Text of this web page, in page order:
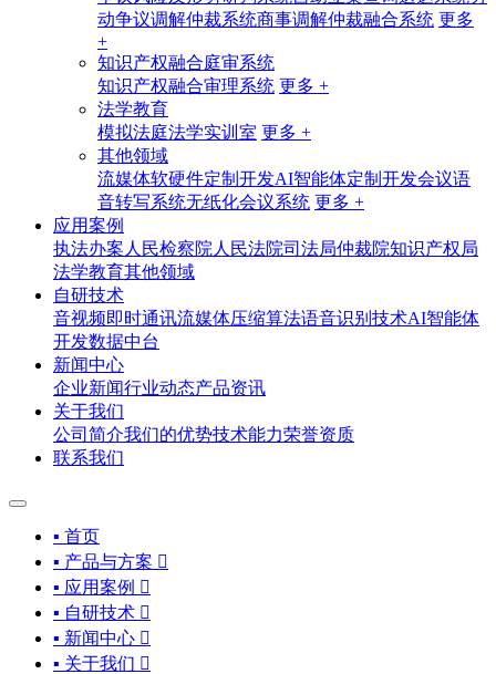
动争议调解仲裁系统商事调解仲裁融合系统 更多
+
知识产权融合庭审系统
知识产权融合审理系统 更多 +
法学教育
模拟法庭法学实训室 更多 +
其他领域
流媒体软硬件定制开发AI智能体定制开发会议语
音转写系统无纸化会议系统 更多 +
应用案例
执法办案 人民检察院 人民法院司法局仲裁院知识产权局
法学教育其他领域
自研技术
音视频即时通讯流媒体压缩算法语音识别技术AI智能体
开发数据中台
新闻中心
企业新闻行业动态产品资讯
关于我们
公司简介我们的优势技术能力荣誉资质
联系我们
▪ 首页
▪ 产品与方案 
▪ 应用案例 
▪ 自研技术 
▪ 新闻中心 
▪ 关于我们 